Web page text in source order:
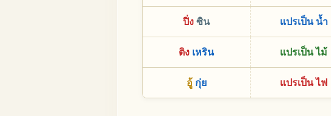
ปิ่งซิน แปรเป็น น้ำ
ติง เหริน แปรเป็น ไม้
อู้ กุ่ย แปรเป็น ไฟ